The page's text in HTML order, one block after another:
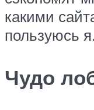
какими
пользуюсь я.
Чудо